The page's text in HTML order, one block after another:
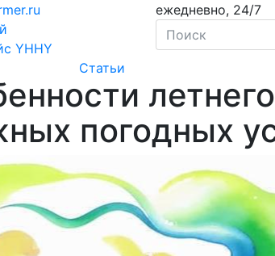
ежедневно, 24/7
YHHY
Статьи
погодных